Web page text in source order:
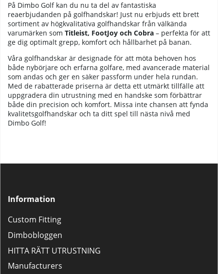
På Dimbo Golf kan du nu ta del av fantastiska
reaerbjudanden på golfhandskar! Just nu erbjuds ett brett
sortiment av högkvalitativa golfhandskar från välkända
varumärken som Titleist, FootJoy och Cobra – perfekta för att
ge dig optimalt grepp, komfort och hållbarhet på banan.
Våra golfhandskar är designade för att möta behoven hos
både nybörjare och erfarna golfare, med avancerade material
som andas och ger en säker passform under hela rundan.
Med de rabatterade priserna är detta ett utmärkt tillfälle att
uppgradera din utrustning med en handske som förbättrar
både din precision och komfort. Missa inte chansen att fynda
kvalitetsgolfhandskar och ta ditt spel till nästa nivå med
Dimbo Golf!
Information
Custom Fitting
Dimbobloggen
HITTA RÄTT UTRUSTNING
Manufacturers